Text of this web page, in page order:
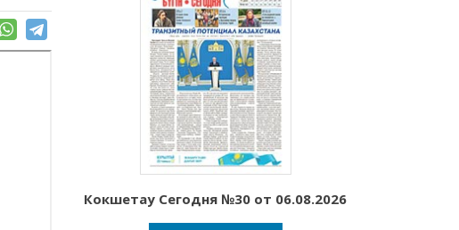
Кокшетау Сегодня №30 от 06.08.2026